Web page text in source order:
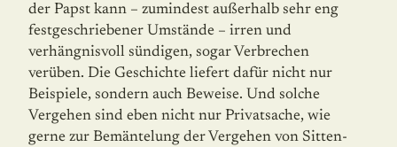
der Papst kann – zumindest außerhalb sehr eng
festgeschrie­bener Umstände – irren und
verhängnisvoll sündigen, sogar Verbrechen
verüben. Die Geschichte liefert dafür nicht nur
Beispiele, sondern auch Beweise. Und solche
Vergehen sind eben nicht nur Privatsache, wie
gerne zur Bemäntelung der Vergehen von Sitten­